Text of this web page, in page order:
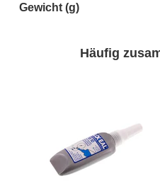
Gewicht (g)
Häufig